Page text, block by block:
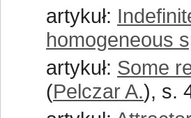
artykuł:
homogeneous
artykuł: Some
(Pelczar A.), s.